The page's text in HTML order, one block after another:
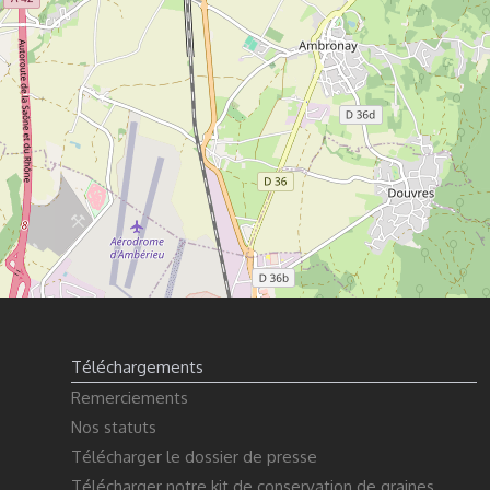
Téléchargements
Remerciements
Nos statuts
Télécharger le dossier de presse